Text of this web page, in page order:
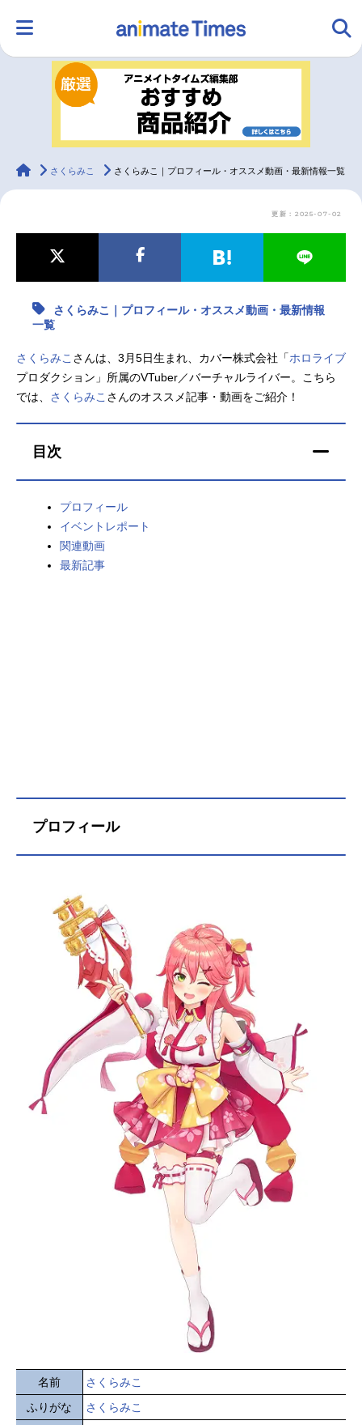
ランキング アニメ
ラジオ
最新記事一覧
アニメ記事一覧 声優記事一覧
アニメ映画一覧 実写化映画一覧
今期アニメ曜日別一覧
春アニメ
男性声優/女性声優一覧
animateTimes
さくらみこ さくらみこ｜プロフィール・オススメ動画・最新情報一覧
更新：2025-07-02
さくらみこ｜プロフィール・オススメ動画・最新情報
一覧
さくらみこ さんは、3月5日生まれ、カバー株式会社「ホロライブ
プロダクション」所属のVTuber／バーチャルライバー。こちら
では、 さくらみこ さんのオススメ記事・動画をご紹介！
目次
プロフィール
イベントレポート
関連動画
最新記事
プロフィール
名前
さくらみこ
ふりがな
さくらみこ